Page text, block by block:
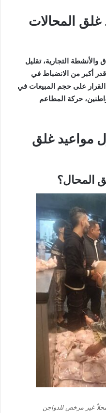
غلق المحالات
التجارية، تقليل
أكبر من الانضباط في
على حجم المبيعات في
حركة المطاعم
مواعيد غلق
المحال؟
غير مرخص للدواجن